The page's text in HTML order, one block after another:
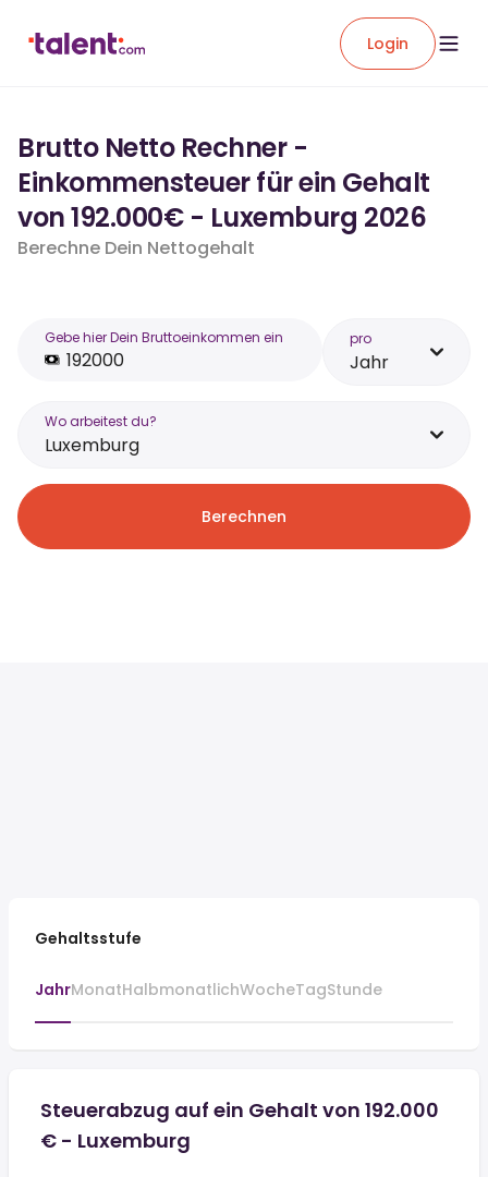
Login
Brutto Netto Rechner -
Einkommensteuer für ein Gehalt
von 192.000€ - Luxemburg 2026
Berechne Dein Nettogehalt
Gebe hier Dein Bruttoeinkommen ein pro
Jahr
Wo arbeitest du?
Luxemburg
Berechnen
Gehaltsstufe
JahrMonatHalbmonatlichWocheTagStunde
Steuerabzug auf ein Gehalt von 192.000
€ - Luxemburg